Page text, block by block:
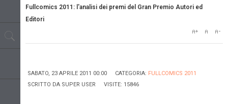
Fullcomics 2011: l'analisi dei premi del Gran Premio Autori ed
Editori
SABATO, 23 APRILE 2011 00:00 CATEGORIA: FULLCOMICS 2011
SCRITTO DA SUPER USER VISITE: 15846